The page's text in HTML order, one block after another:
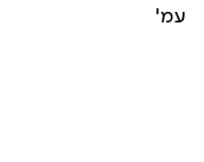
עמ'